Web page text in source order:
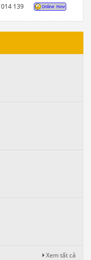
139
Xem tất cả